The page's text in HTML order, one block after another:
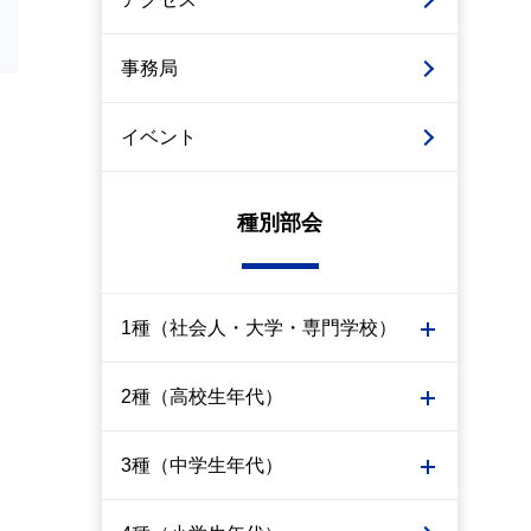
事務局
イベント
種別部会
1種（社会人・大学・専門学校）
2種（高校生年代）
3種（中学生年代）